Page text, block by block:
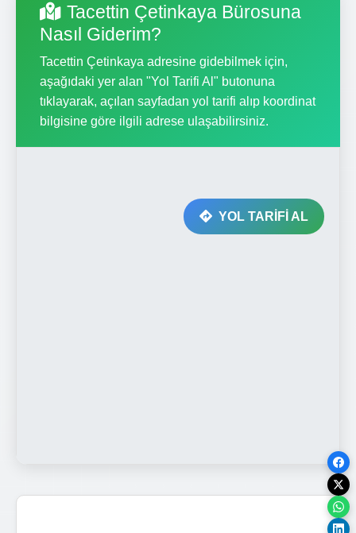
Tacettin Çetinkaya Bürosuna
Nasıl Giderim?
Tacettin Çetinkaya adresine gidebilmek için,
aşağıdaki yer alan "Yol Tarifi Al" butonuna
tıklayarak, açılan sayfadan yol tarifi alıp koordinat
bilgisine göre ilgili adrese ulaşabilirsiniz.
YOL TARİFİ AL